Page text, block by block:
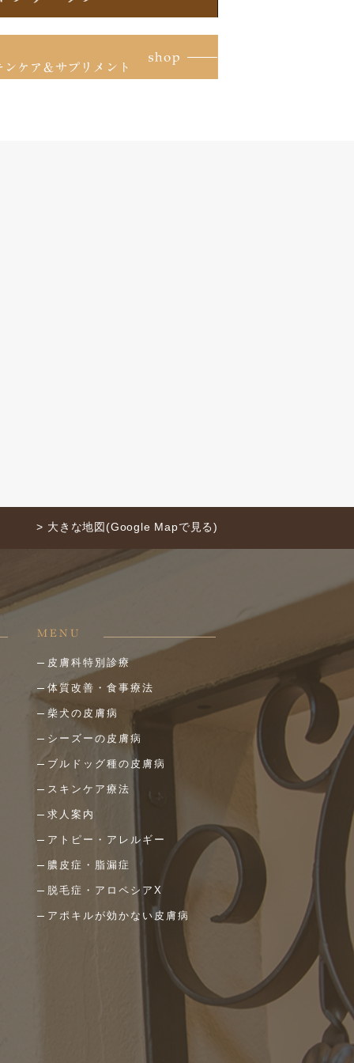
> 大きな地図(Google Mapで見る)
MENU
皮膚科特別診療
体質改善・食事療法
柴犬の皮膚病
シーズーの皮膚病
ブルドッグ種の皮膚病
スキンケア療法
求人案内
アトピー・アレルギー
膿皮症・脂漏症
脱毛症・アロペシアX
アポキルが効かない皮膚病